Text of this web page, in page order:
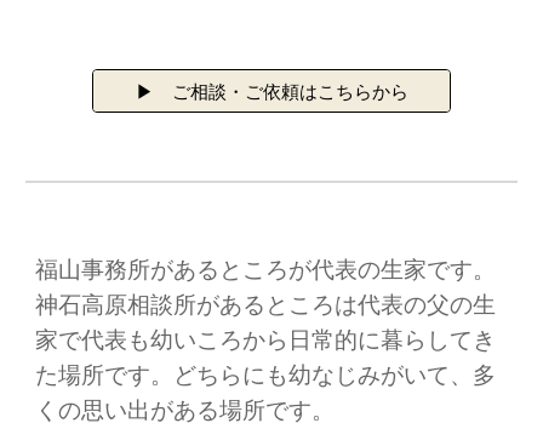
▶ ご相談・ご依頼はこちらから
福山事務所があるところが代表の生家です。
神石高原相談所があるところは代表の父の生
家で代表も幼いころから日常的に暮らしてき
た場所です。どちらにも幼なじみがいて、多
くの思い出がある場所です。